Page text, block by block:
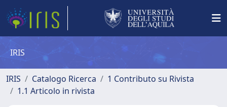
IRIS
IRIS Catalogo Ricerca
1 Contributo su Rivista
1.1 Articolo in rivista